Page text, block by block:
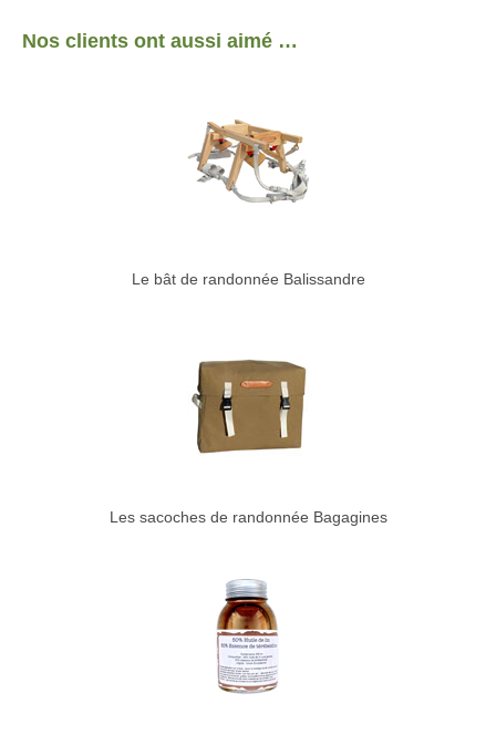
Nos clients ont aussi aimé …
Le bât de randonnée Balissandre
Les sacoches de randonnée Bagagines